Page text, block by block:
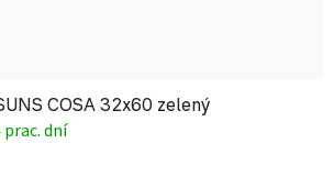
COSA 32x60 zelený
dní